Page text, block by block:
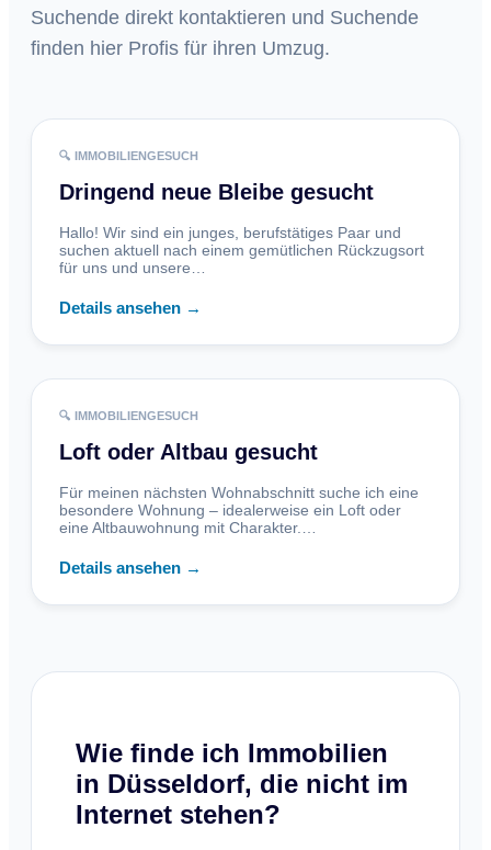
Suchende direkt kontaktieren und Suchende
finden hier Profis für ihren Umzug.
🔍 IMMOBILIENGESUCH
Dringend neue Bleibe gesucht
Hallo! Wir sind ein junges, berufstätiges Paar und
suchen aktuell nach einem gemütlichen Rückzugsort
für uns und unsere…
Details ansehen →
🔍 IMMOBILIENGESUCH
Loft oder Altbau gesucht
Für meinen nächsten Wohnabschnitt suche ich eine
besondere Wohnung – idealerweise ein Loft oder
eine Altbauwohnung mit Charakter.…
Details ansehen →
Wie finde ich Immobilien
in Düsseldorf, die nicht im
Internet stehen?